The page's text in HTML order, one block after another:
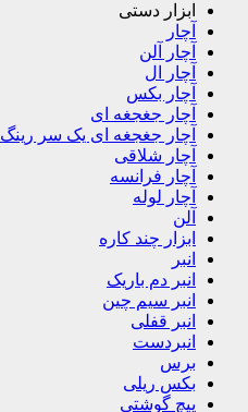
ابزار دستی
آچار
آچار آلن
آچار ال
آچار بکس
آچار جغجغه ای
آچار جغجغه ای یک سر رینگ
آچار شلاقی
آچار فرانسه
آچار لوله
آلن
ابزار چند کاره
انبر
انبر دم باریک
انبر سیم چین
انبر قفلی
انبردست
برس
بکس ریلی
پیچ گوشتی